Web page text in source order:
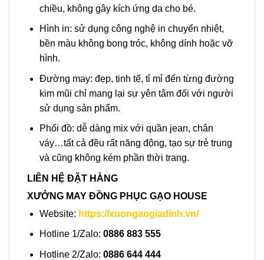
chiều, không gây kích ứng da cho bé.
Hình in: sử dụng công nghệ in chuyển nhiệt,
bền màu không bong tróc, không dính hoặc vỡ
hình.
Đường may: đẹp, tinh tế, tỉ mỉ đến từng đường
kim mũi chỉ mang lại sự yên tâm đối với người
sử dụng sản phẩm.
Phối đồ: dễ dàng mix với quần jean, chân
váy…tất cả đều rất năng động, tạo sự trẻ trung
và cũng không kém phần thời trang.
LIÊN HỆ ĐẶT HÀNG
XƯỞNG MAY ĐỒNG PHỤC GẠO HOUSE
Website: https://xuongaogiadinh.vn/
Hotline 1/Zalo: 0886 883 555
Hotline 2/Zalo: 0886 644 444